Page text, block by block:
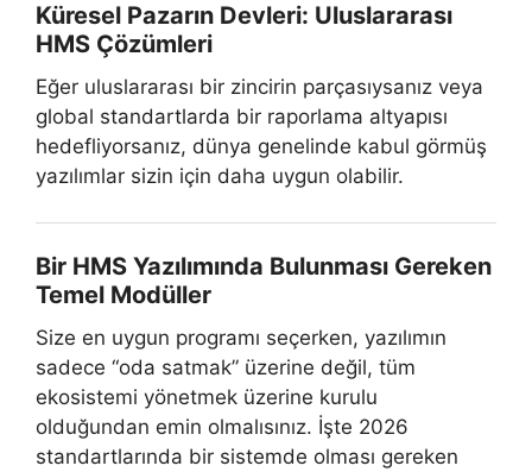
Küresel Pazarın Devleri: Uluslararası
HMS Çözümleri
Eğer uluslararası bir zincirin parçasıysanız veya
global standartlarda bir raporlama altyapısı
hedefliyorsanız, dünya genelinde kabul görmüş
yazılımlar sizin için daha uygun olabilir.
Bir HMS Yazılımında Bulunması Gereken
Temel Modüller
Size en uygun programı seçerken, yazılımın
sadece “oda satmak” üzerine değil, tüm
ekosistemi yönetmek üzerine kurulu
olduğundan emin olmalısınız. İşte 2026
standartlarında bir sistemde olması gereken